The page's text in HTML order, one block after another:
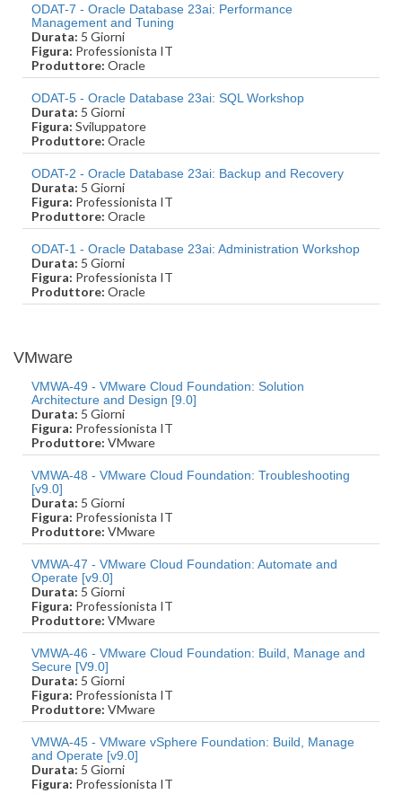
ODAT-7 - Oracle Database 23ai: Performance
Management and Tuning
Durata: 5 Giorni
Figura: Professionista IT
Produttore: Oracle
ODAT-5 - Oracle Database 23ai: SQL Workshop
Durata: 5 Giorni
Figura: Sviluppatore
Produttore: Oracle
ODAT-2 - Oracle Database 23ai: Backup and Recovery
Durata: 5 Giorni
Figura: Professionista IT
Produttore: Oracle
ODAT-1 - Oracle Database 23ai: Administration Workshop
Durata: 5 Giorni
Figura: Professionista IT
Produttore: Oracle
VMware
VMWA-49 - VMware Cloud Foundation: Solution
Architecture and Design [9.0]
Durata: 5 Giorni
Figura: Professionista IT
Produttore: VMware
VMWA-48 - VMware Cloud Foundation: Troubleshooting
[v9.0]
Durata: 5 Giorni
Figura: Professionista IT
Produttore: VMware
VMWA-47 - VMware Cloud Foundation: Automate and
Operate [v9.0]
Durata: 5 Giorni
Figura: Professionista IT
Produttore: VMware
VMWA-46 - VMware Cloud Foundation: Build, Manage and
Secure [V9.0]
Durata: 5 Giorni
Figura: Professionista IT
Produttore: VMware
VMWA-45 - VMware vSphere Foundation: Build, Manage
and Operate [v9.0]
Durata: 5 Giorni
Figura: Professionista IT